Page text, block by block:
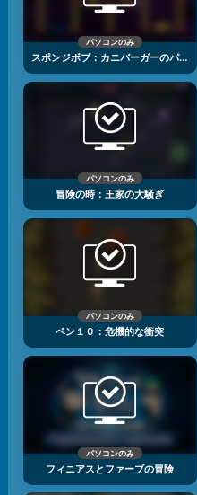
パソコンのみ
スポンジボブ：カニバーガーのパニック
パソコンのみ
冒険の時：王家の大騒ぎ
パソコンのみ
ベン１０：危機的な衝突
パソコンのみ
フィニアスとファーブの冒険